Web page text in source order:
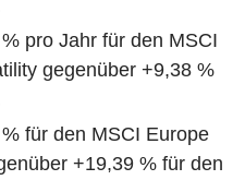
pro Jahr für den MSCI
gegenüber +9,38 %
für den MSCI Europe
+19,39 % für den